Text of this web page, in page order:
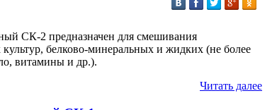
СК-2 предназначен для смешивания
белково-минеральных и жидких (не более
витамины и др.).
Читать далее